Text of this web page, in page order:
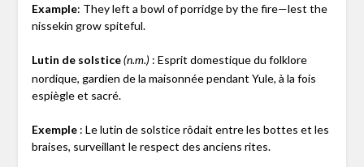
Example: They left a bowl of porridge by the fire—lest the
nissekin grow spiteful.
Lutin de solstice (n.m.) : Esprit domestique du folklore
nordique, gardien de la maisonnée pendant Yule, à la fois
espiègle et sacré.
Exemple: Le lutin de solstice rôdait entre les bottes et les
braises, surveillant le respect des anciens rites.